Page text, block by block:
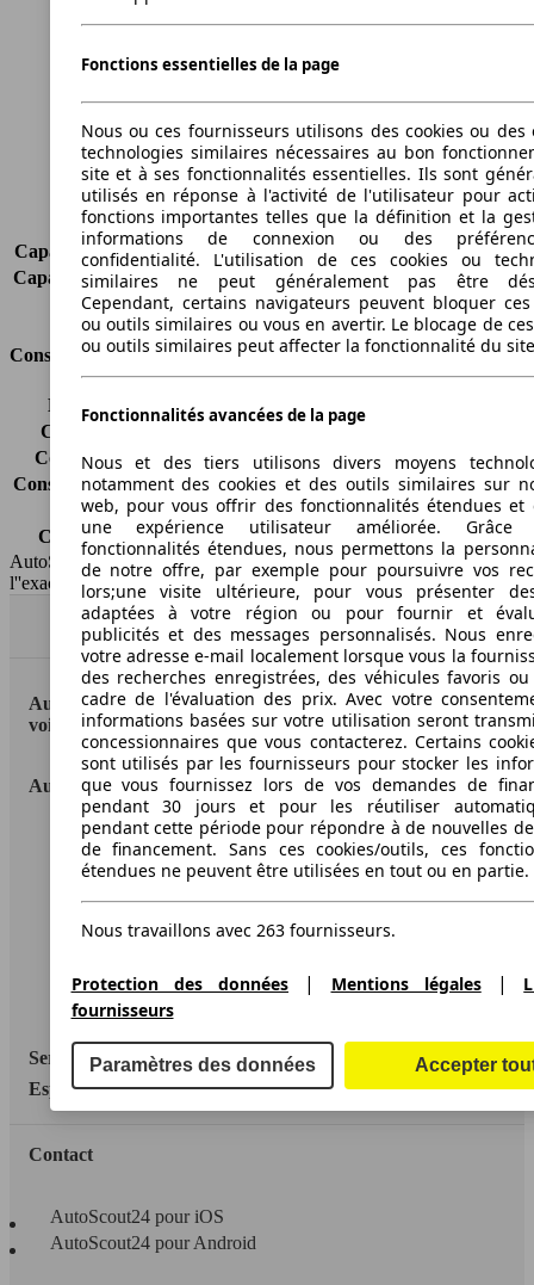
Largeur
1845 mm
Poids maximum
2205 kg
Charge maximale
580 kg
Portes
5
Sièges
5
Charge sur toit
-
Capacité de remorquage (sans freins) 750 kg
Capacité de remorquage (avec freins) 800 kg
Volume du coffre
516 - 1633 l
Consommation
Émissions de CO2*
115 g/km (komb.)
Consommation (ville)
4.9 l/100km
Consommation (route)
5.0 l/100km
Consommation (combinée)* 4.9 l/100km
Classe d'émissions
Euro 6
Capacité du réservoir
56 l
AutoScout24 France SAS décline toute responsabilité concernant
l''exactitude des indications fournies.
Haut
AutoScout24: la plus grande plateforme en ligne de
voitures en Europe
AutoScout24
A propos d'AutoScout24
Conditions d'utilisation
Informations légales
Accessibility Statement
Service
Espace Pro
Contact
AutoScout24 pour iOS
AutoScout24 pour Android
Fonctions essentielles de la page
Nous ou ces fournisseurs utilisons des cookies ou des
technologies similaires nécessaires au bon
site et à ses fonctionnalités essentielles. Ils sont
utilisés en réponse à l'activité de l'utilisateur pour
fonctions importantes telles que la définition et la
informations de connexion ou des
confidentialité. L'utilisation de ces cookies ou
similaires ne peut généralement pas être
Cependant, certains navigateurs peuvent bloquer ces
ou outils similaires ou vous en avertir. Le blocage de
ou outils similaires peut affecter la fonctionnalité du
Fonctionnalités avancées de la page
Nous et des tiers utilisons divers moyens
notamment des cookies et des outils similaires sur
web, pour vous offrir des fonctionnalités étendues et
une expérience utilisateur améliorée.
fonctionnalités étendues, nous permettons la
de notre offre, par exemple pour poursuivre vos
lors;une visite ultérieure, pour vous présenter
adaptées à votre région ou pour fournir et
publicités et des messages personnalisés. Nous
votre adresse e-mail localement lorsque vous la
des recherches enregistrées, des véhicules favoris
cadre de l'évaluation des prix. Avec votre
informations basées sur votre utilisation seront
concessionnaires que vous contacterez. Certains
sont utilisés par les fournisseurs pour stocker les
que vous fournissez lors de vos demandes de
pendant 30 jours et pour les réutiliser
pendant cette période pour répondre à de nouvelles
de financement. Sans ces cookies/outils, ces
étendues ne peuvent être utilisées en tout ou en partie.
Nous travaillons avec 263 fournisseurs.
Protection des données | Mentions légales|
fournisseurs
Paramètres des données Accepter